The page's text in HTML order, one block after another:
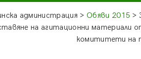
администрация > Обяви 2015 >
на агитационни материали
комититети на